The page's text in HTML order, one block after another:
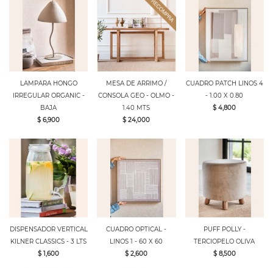
LAMPARA HONGO
IRREGULAR ORGANIC -
BAJA
$ 6,900
MESA DE ARRIMO /
CONSOLA GEO - OLMO -
1.40 MTS
$ 24,000
CUADRO PATCH LINOS 4
- 1.00 X 0.80
$ 4,800
DISPENSADOR VERTICAL
KILNER CLASSICS - 3 LTS
$ 1,600
CUADRO OPTICAL -
LINOS 1 - 60 X 60
$ 2,600
PUFF POLLY -
TERCIOPELO OLIVA
$ 8,500